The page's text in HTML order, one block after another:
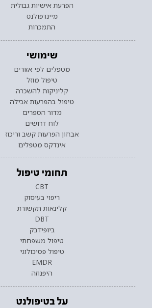
הפרעת אישיות גבולית
מיינדפולנס
התמכרות
שימושי
מטפלים לפי אזורים
טיפול מוזל
קליניקות להשכרה
טיפול בהפרעות אכילה
מדור הספרים
לוח דרושים
אבחון הפרעות קשב וריכוז
אינדקס מטפלים
תחומי טיפול
CBT
ריפוי בעיסוק
קלינאות תקשורת
DBT
ביופידבק
טיפול משפחתי
טיפול פסיכולוגי
EMDR
היפנוזה
על בטיפולנט